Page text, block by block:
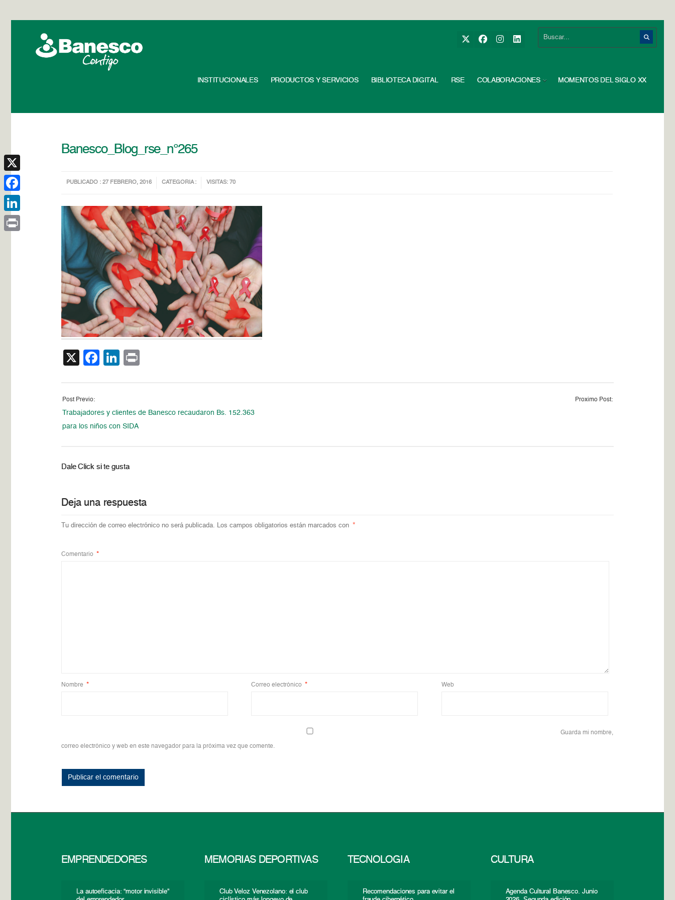
INSTITUCIONALES PRODUCTOS Y SERVICIOS BIBLIOTECA DIGITAL RSE COLABORACIONES MOMENTOS DEL SIGLO XX
Banesco_Blog_rse_n°265
PUBLICADO : 27 FEBRERO, 2016 CATEGORIA : VISITAS: 70
X Facebook
LinkedIn
Post Previo:
Trabajadores y clientes de Banesco recaudaron Bs. 152.363
para los niños con SIDA
Proximo Post:
Dale Click si te gusta
Deja una respuesta
Tu dirección de correo electrónico no será publicada. Los campos obligatorios están marcados con *
Comentario *
Nombre * Correo electrónico * Web
Guarda mi nombre,
correo electrónico y web en este navegador para la próxima vez que comente.
EMPRENDEDORES
La autoeficacia: “motor invisible”
MEMORIAS DEPORTIVAS
Club Veloz Venezolano: el club
TECNOLOGÍA
Recomendaciones para evitar el
CULTURA
Agenda Cultural Banesco. Junio
X
Facebook
LinkedIn